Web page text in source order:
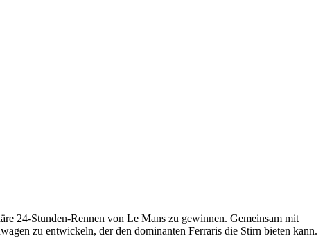
24-Stunden-Rennen von Le Mans zu gewinnen. Gemeinsam mit
zu entwickeln, der den dominanten Ferraris die Stirn bieten kann.